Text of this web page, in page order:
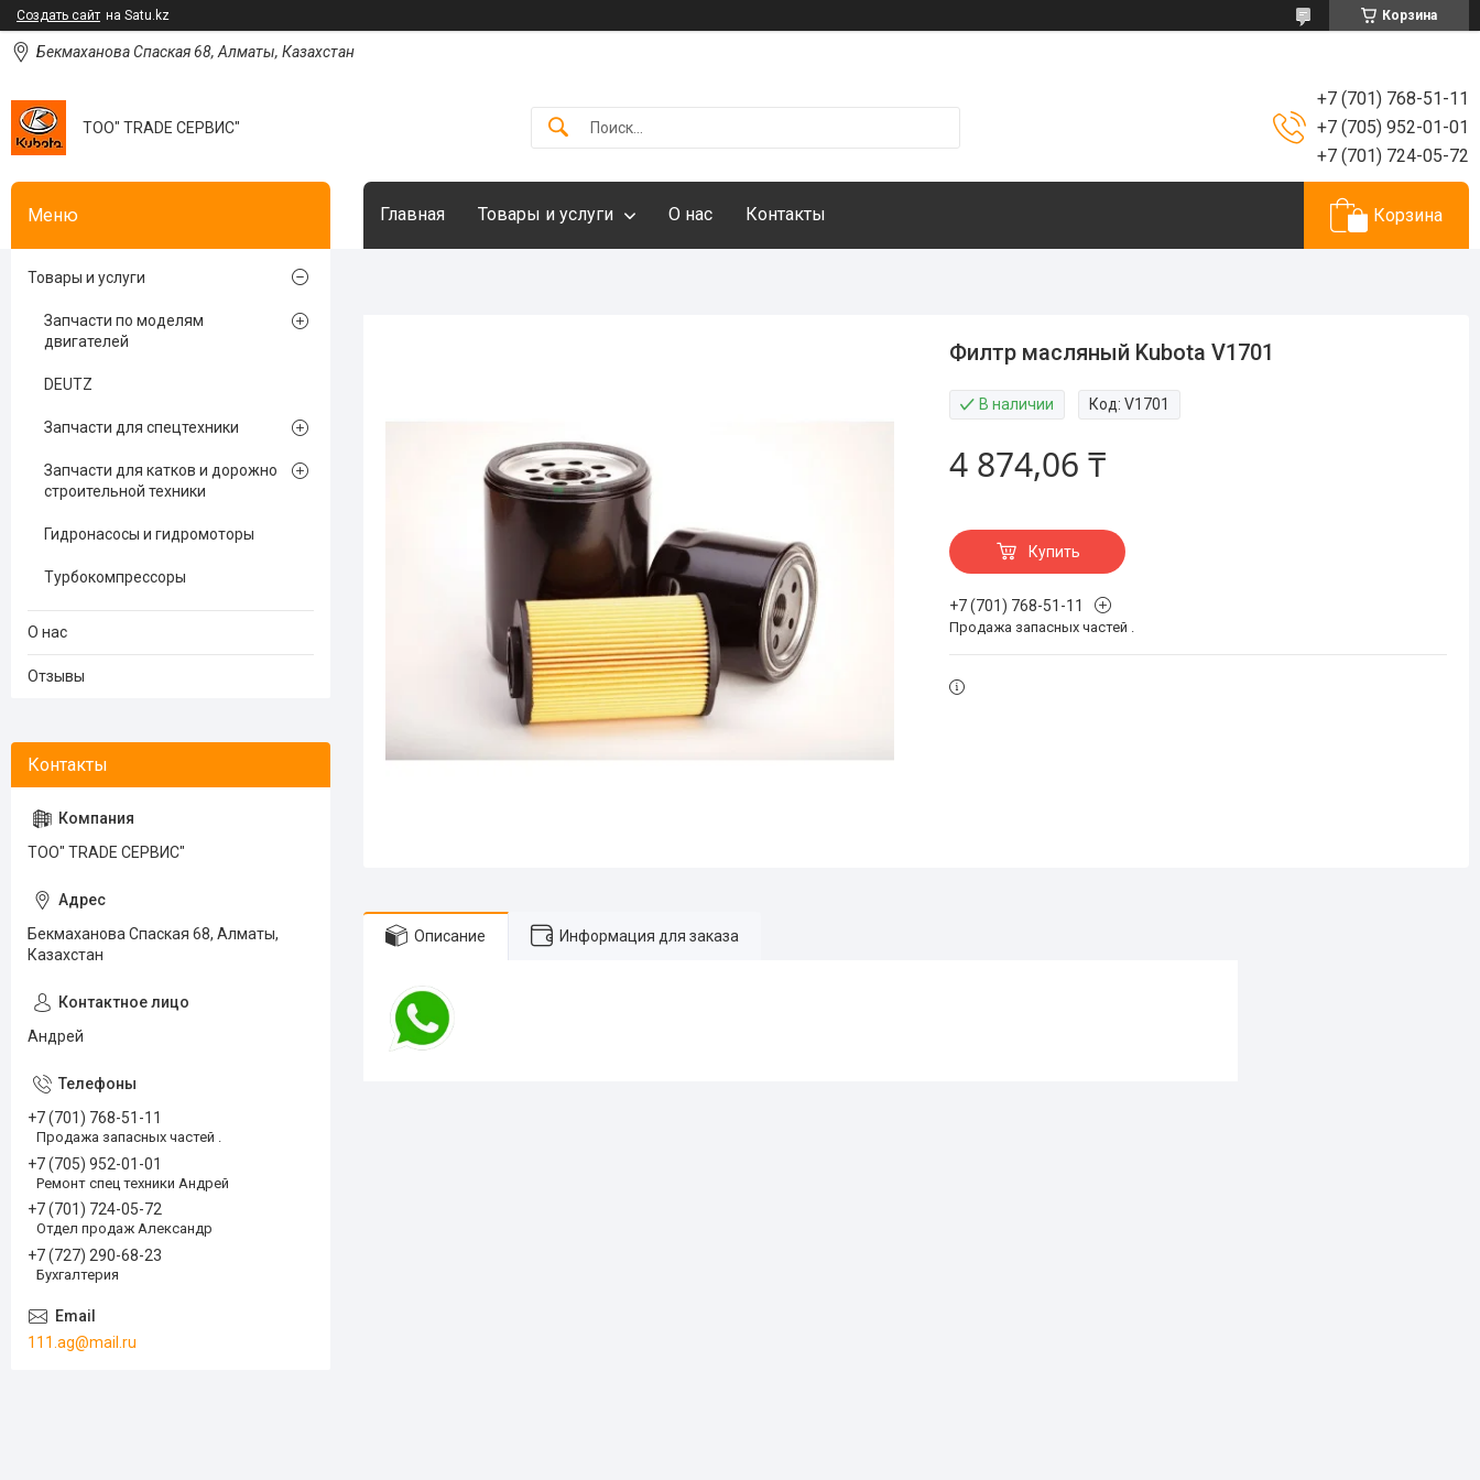
Создать сайт на Satu.kz Корзина
Бекмаханова Спаская 68, Алматы, Казахстан
ТОО" TRADE СЕРВИС"
+7 (701) 768-51-11
+7 (705) 952-01-01
+7 (701) 724-05-72
Главная Товары и услуги О нас Контакты Корзина
Филтр масляный Kubota V1701
В наличии Код:V1701
4 874,06 ₸
Купить
+7 (701) 768-51-11
Продажа запасных частей .
Описание Информация для заказа
Товары и услуги
Запчасти по моделям
двигателей
DEUTZ
Запчасти для спецтехники
Запчасти для катков и дорожно
строительной техники
Гидронасосы и гидромоторы
Турбокомпрессоры
О нас
Отзывы
ТОО" TRADE СЕРВИС"
Бекмаханова Спаская 68, Алматы,
Казахстан
Андрей
+7 (701) 768-51-11
Продажа запасных частей .
+7 (705) 952-01-01
Ремонт спец техники Андрей
+7 (701) 724-05-72
Отдел продаж Александр
+7 (727) 290-68-23
Бухгалтерия
111.ag@mail.ru